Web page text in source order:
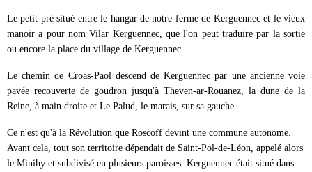
Le petit pré situé entre le hangar de notre ferme de Kerguennec et le vieux
manoir a pour nom Vilar Kerguennec, que l'on peut traduire par la sortie
ou encore la place du village de Kerguennec.
Le chemin de Croas-Paol descend de Kerguennec par une ancienne voie
pavée recouverte de goudron jusqu'à Theven-ar-Rouanez, la dune de la
Reine, à main droite et Le Palud, le marais, sur sa gauche.
Ce n'est qu'à la Révolution que Roscoff devint une commune autonome.
Avant cela, tout son territoire dépendait de Saint-Pol-de-Léon, appelé alors
le Minihy et subdivisé en plusieurs paroisses. Kerguennec était situé dans